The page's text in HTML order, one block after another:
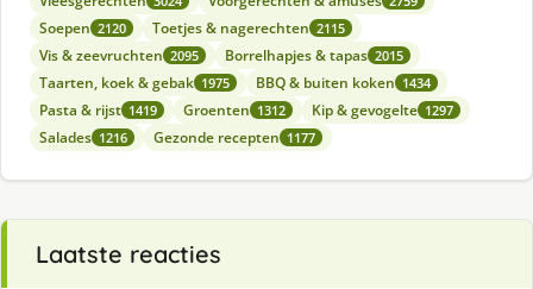
Soepen 2120 Toetjes & nagerechten 2115
Vis & zeevruchten 2095 Borrelhapjes & tapas 2015
Taarten, koek & gebak 1975 BBQ & buiten koken 1434
Pasta & rijst 1419 Groenten 1312 Kip & gevogelte 1297
Salades 1216 Gezonde recepten 1177
Laatste reacties